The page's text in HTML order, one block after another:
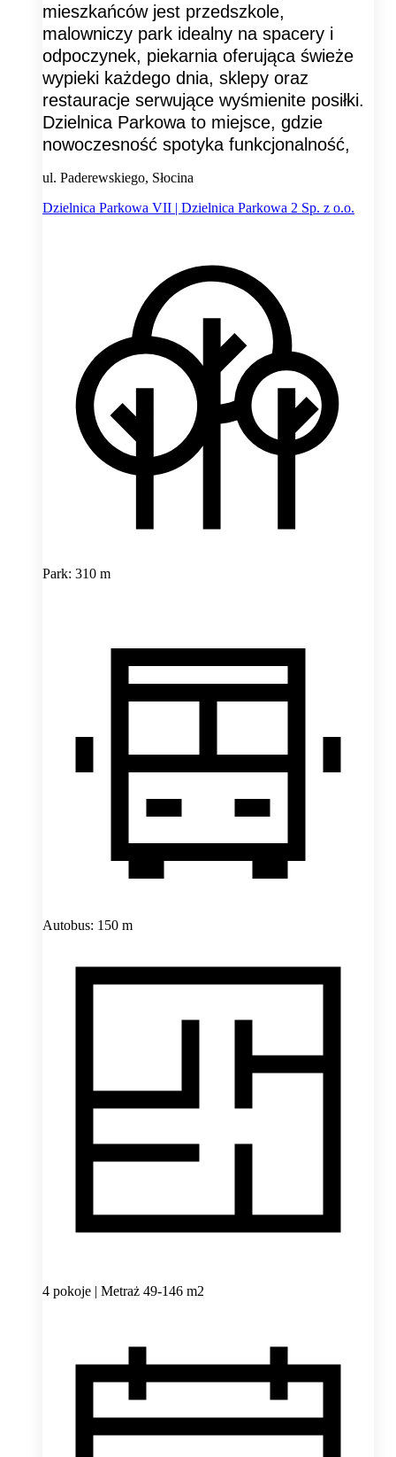
mieszkańców jest przedszkole,
malowniczy park idealny na spacery i
odpoczynek, piekarnia oferująca świeże
wypieki każdego dnia, sklepy oraz
restauracje serwujące wyśmienite posiłki.
Dzielnica Parkowa to miejsce, gdzie
nowoczesność spotyka funkcjonalność,
ul. Paderewskiego, Słocina
Dzielnica Parkowa VII | Dzielnica Parkowa 2 Sp. z o.o.
Park: 310 m
Autobus: 150 m
4 pokoje | Metraż 49-146 m2